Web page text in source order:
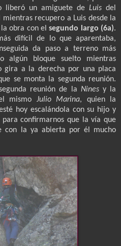
liberó un amiguete de Luis del
recupero a Luis desde la
la obra con elsegundo largo (6a).
difícil de lo que aparentaba,
da paso a terreno más
algún bloque suelto mientras
gira a la derecha por una placa
se monta la segunda reunión.
reunión de la Nines y la
mismo Julio Marina, quien la
hoy escalándola con su hijo y
confirmarnos que la vía que
con la ya abierta por él mucho